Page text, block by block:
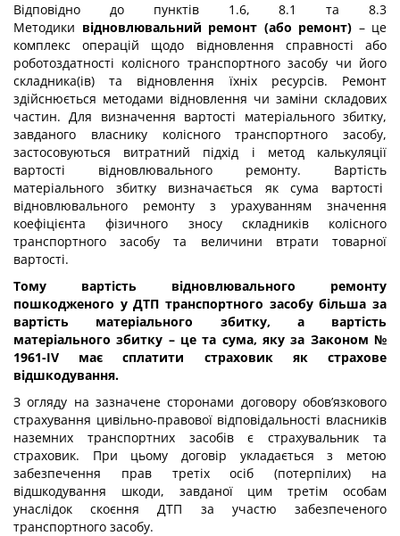
Відповідно до пунктів 1.6, 8.1 та 8.3
Методики відновлювальний ремонт (або ремонт) – це
комплекс операцій щодо відновлення справності або
роботоздатності колісного транспортного засобу чи його
складника(ів) та відновлення їхніх ресурсів. Ремонт
здійснюється методами відновлення чи заміни складових
частин. Для визначення вартості матеріального збитку,
завданого власнику колісного транспортного засобу,
застосовуються витратний підхід і метод калькуляції
вартості відновлювального ремонту. Вартість
матеріального збитку визначається як сума вартості
відновлювального ремонту з урахуванням значення
коефіцієнта фізичного зносу складників колісного
транспортного засобу та величини втрати товарної
вартості.
Тому вартість відновлювального ремонту
пошкодженого у ДТП транспортного засобу більша за
вартість матеріального збитку, а вартість
матеріального збитку – це та сума, яку за Законом №
1961-IV має сплатити страховик як страхове
відшкодування.
З огляду на зазначене сторонами договору обов’язкового
страхування цивільно-правової відповідальності власників
наземних транспортних засобів є страхувальник та
страховик. При цьому договір укладається з метою
забезпечення прав третіх осіб (потерпілих) на
відшкодування шкоди, завданої цим третім особам
унаслідок скоєння ДТП за участю забезпеченого
транспортного засобу.